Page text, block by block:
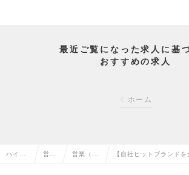
最近ご覧になった求人に基
おすすめの求人
ホーム
ハイク 営業 営業（法 【自社ヒットブランド